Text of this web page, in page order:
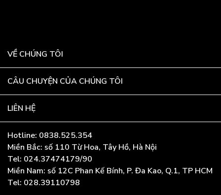
VỀ CHÚNG TÔI
CÂU CHUYỆN CỦA CHÚNG TÔI
LIÊN HỆ
Hotline: 0838.525.354
Miền Bắc: số 110 Từ Hoa, Tây Hồ, Hà Nội
Tel: 024.37474179/90
Miền Nam: số 12C Phan Kế Bính, P. Đa Kao, Q.1, TP HCM
Tel: 028.39110798